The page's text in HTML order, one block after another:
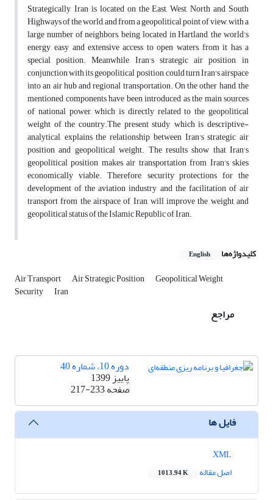
Strategically, Iran is located on the East, West, North and South
Highways of the world, and from a geopolitical point of view, with a
large number of neighbors, being located in Hartland, the world's
energy, easy and extensive access to open waters, from it has a
special position. Meanwhile, Iran's strategic air position, in
conjunction with its geopolitical position, could turn Iran's airspace
into an air hub and regional transportation. On the other hand, the
mentioned components have been introduced as the main sources
of national power, which is directly related to the geopolitical
weight of the country.The present study, which is descriptive-
analytical, explains the relationship between Iran's strategic air
position and geopolitical weight. The results show that Iran's
geopolitical position makes air transportation from Iran's skies
economically viable. Therefore, security protections for the
development of the aviation industry and the facilitation of air
transport from the airspace of Iran, will improve the weight and
geopolitical status of the Islamic Republic of Iran.
کلیدواژه‌ها English
Air Transport Air Strategic Position Geopolitical Weight
Security Iran
مراجع
دوره 10، شماره 40
پاییز 1399
صفحه217-233
فایل ها
اصل مقاله
1013.94 K